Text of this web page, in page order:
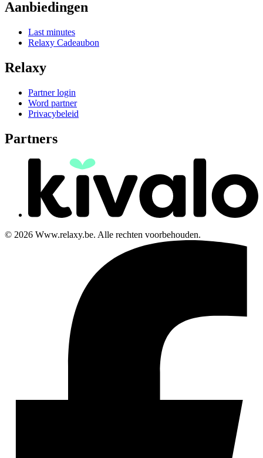
Aanbiedingen
Last minutes
Relaxy Cadeaubon
Relaxy
Partner login
Word partner
Privacybeleid
Partners
© 2026 Www.relaxy.be. Alle rechten voorbehouden.